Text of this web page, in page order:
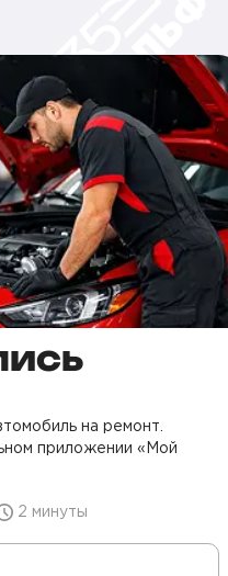
на ремонт.
приложении «Мой
2 минуты